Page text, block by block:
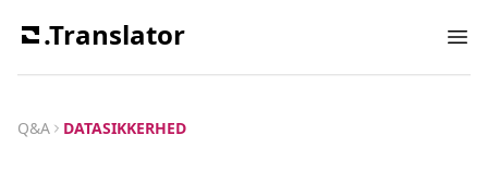
.Translator
Q&A DATASIKKERHED